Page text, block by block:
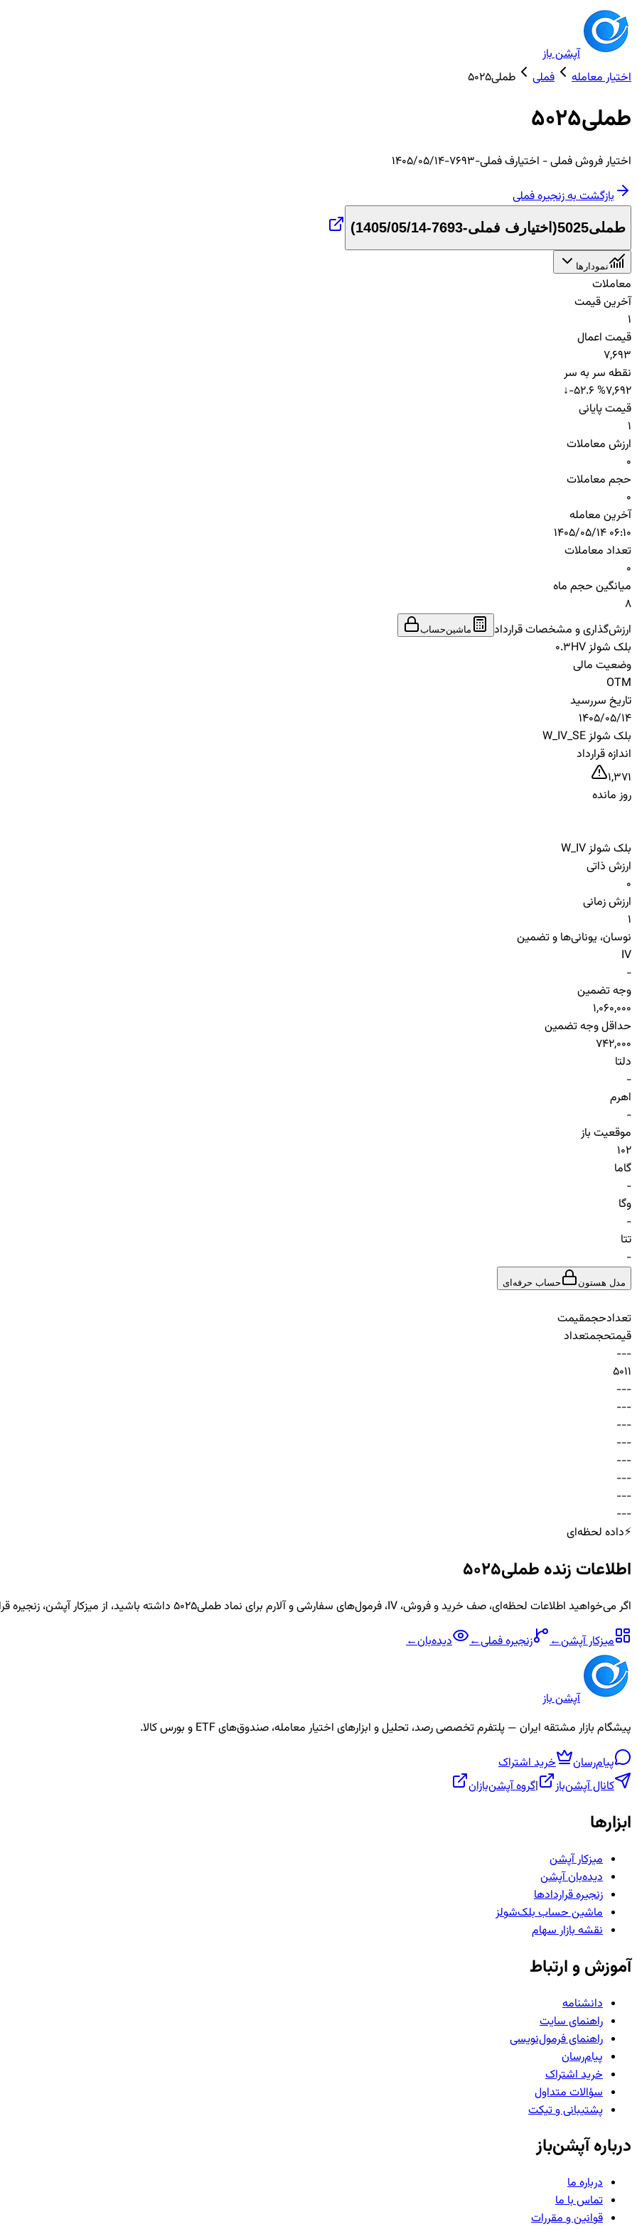
آپشن باز
اختیار معامله
فملی طملی5025
طملی5025
اختیارفروشفملی- اختیارف فملی-7693-1405/05/14
بازگشت به زنجیرهفملی
طملی5025 ( اختیارف فملی-7693-1405/05/14 )
نمودارها
معاملات
آخرین قیمت
1
قیمت اعمال
7,693
نقطه سر به سر
7,692
↓-52.6 %
قیمت پایانی
1
ارزش معاملات
0
حجم معاملات
0
آخرین معامله
1405/05/14 06:10
تعداد معاملات
0
میانگین حجم ماه
8
ارزش‌گذاری و مشخصات قرارداد
ماشین‌حساب
بلک شولز HV
0.3
وضعیت مالی
OTM
تاریخ سررسید
1405/05/14
بلک شولز W_IV_SE
اندازه قرارداد
1,371
روز مانده
بلک شولز W_IV
ارزش ذاتی
0
ارزش زمانی
1
نوسان، یونانی‌ها و تضمین
IV
-
وجه تضمین
1,060,000
حداقل وجه تضمین
742,000
دلتا
-
اهرم
-
موقعیت باز
102
گاما
-
وگا
-
تتا
-
مدل هستون حساب حرفه‌ای
تعدادحجمقیمت
قیمتحجمتعداد
-
-
-
5011
-
-
-
-
-
-
-
-
-
-
-
-
-
-
-
-
-
-
-
-
-
-
-
-
⚡داده لحظه‌ای
اطلاعات زنده طملی5025
اگر می‌خواهید اطلاعات لحظه‌ای، صف خرید و فروش، IV، فرمول‌های سفارشی و آلارم برای نماد طملی5025
داشته باشید، از میزکار آپشن، زنجیره
میزکار آپشن← زنجیرهفملی← دیده‌بان←
آپشن باز
پیشگام بازار مشتقه ایران — پلتفرم تخصصی رصد، تحلیل و ابزارهای اختیار معامله، صندوق‌های ETF و بورس کالا.
پیام‌رسان
خرید اشتراک
کانال آپشن‌باز
|گروه آپشن‌بازان
ابزارها
میزکار آپشن
دیده‌بان آپشن
زنجیره قراردادها
ماشین حساب بلک‌شولز
نقشه بازار سهام
آموزش و ارتباط
دانشنامه
راهنمای سایت
راهنمای فرمول‌نویسی
پیام‌رسان
خرید اشتراک
سؤالات متداول
پشتیبانی و تیکت
درباره آپشن‌باز
درباره ما
تماس با ما
قوانین و مقررات